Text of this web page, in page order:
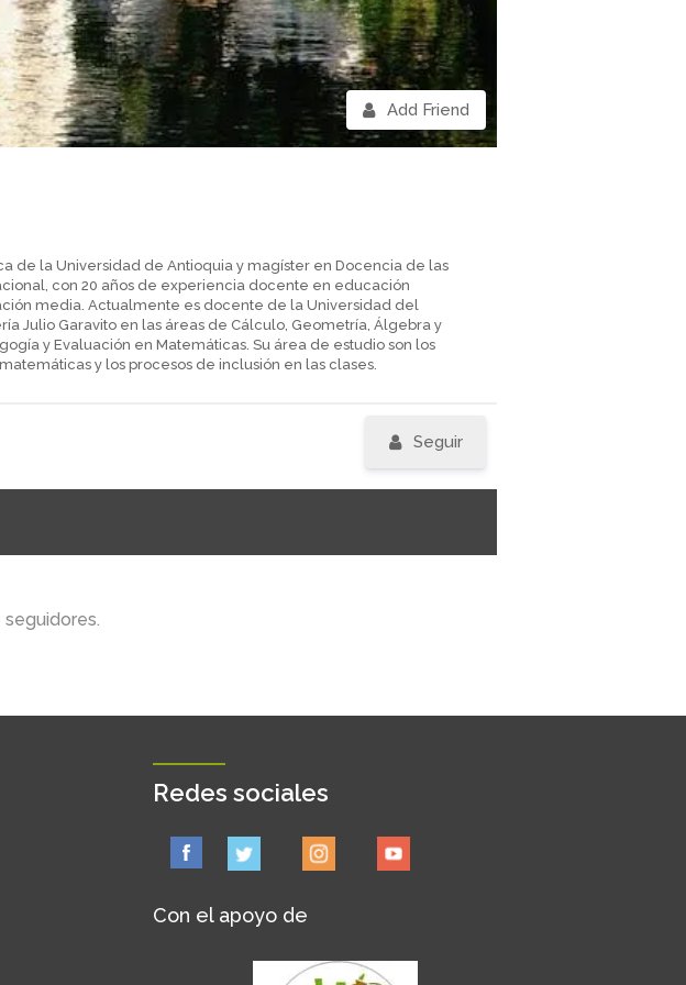
Add Friend
de la Universidad de Antioquia y magíster en Docencia de las
con 20 años de experiencia docente en educación
media. Actualmente es docente de la Universidad del
Julio Garavito en las áreas de Cálculo, Geometría, Álgebra y
y Evaluación en Matemáticas. Su área de estudio son los
y los procesos de inclusión en las clases.
Seguir
seguidores.
Redes sociales
Con el apoyo de